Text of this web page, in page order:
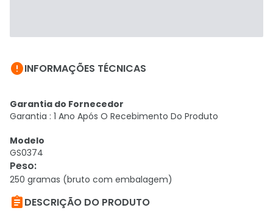
INFORMAÇÕES TÉCNICAS
Garantia do Fornecedor
Garantia : 1 Ano Após O Recebimento Do Produto
Modelo
GS0374
Peso:
250 gramas (bruto com embalagem)
DESCRIÇÃO DO PRODUTO